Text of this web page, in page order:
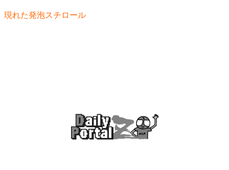
現れた発泡スチロール